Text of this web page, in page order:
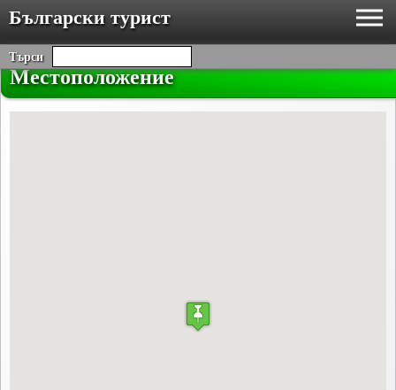
Български турист
Търси
Местоположение